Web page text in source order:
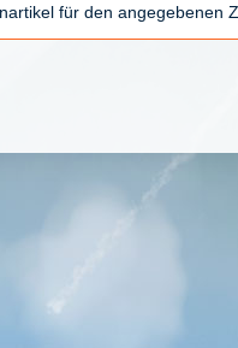
für den angegebenen